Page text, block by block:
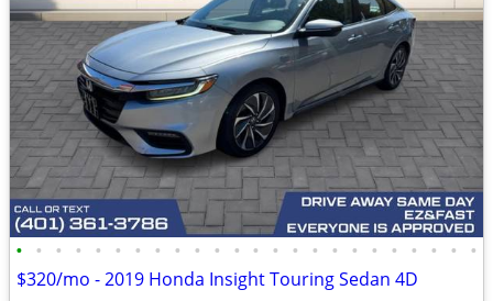
• • • • • • • • • • • • • • • • • • • • • • • •
$320/mo - 2019 Honda Insight Touring Sedan 4D